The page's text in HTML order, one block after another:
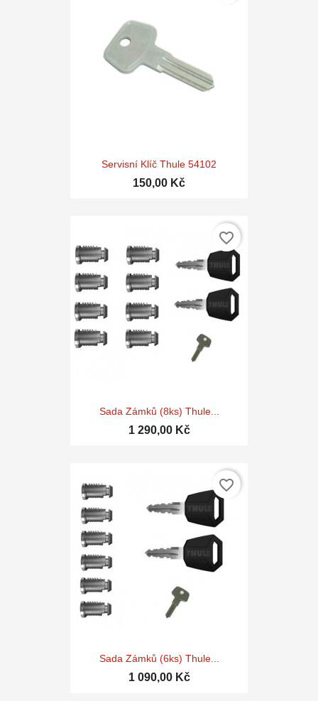
Servisní Klíč Thule 54102
150,00 Kč
Sada Zámků (8ks) Thule...
1 290,00 Kč
favorite_border
Sada Zámků (6ks) Thule...
1 090,00 Kč
favorite_border